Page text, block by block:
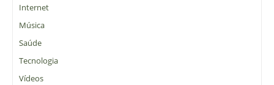
Internet
Música
Saúde
Tecnologia
Vídeos